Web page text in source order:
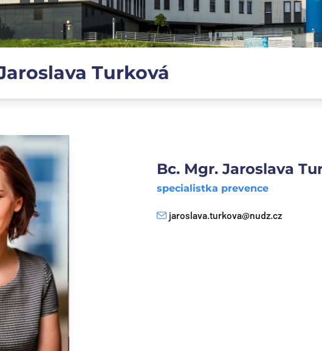
Turková
Bc. Mgr. Jaroslava
specialistka prevence
E-mail
jaroslava.turkova@nudz.cz